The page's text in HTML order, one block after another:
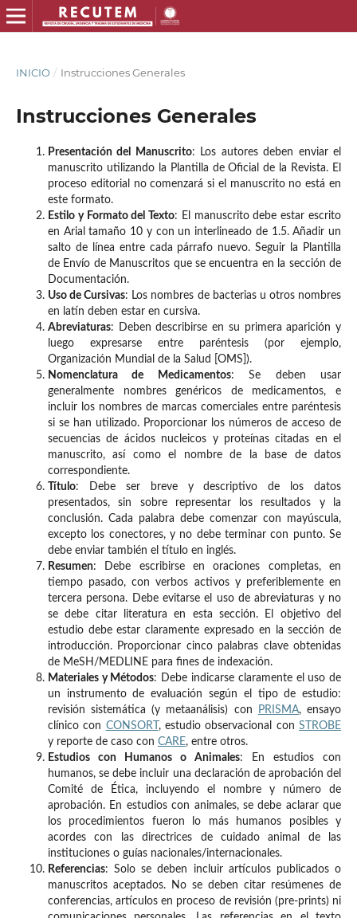
INICIO / Instrucciones Generales
Instrucciones Generales
Presentación del Manuscrito: Los autores deben enviar el
manuscrito utilizando la Plantilla de Oficial de la Revista. El
proceso editorial no comenzará si el manuscrito no está en
este formato.
Estilo y Formato del Texto: El manuscrito debe estar escrito
en Arial tamaño 10 y con un interlineado de 1.5. Añadir un
salto de línea entre cada párrafo nuevo. Seguir la Plantilla
de Envío de Manuscritos que se encuentra en la sección de
Documentación.
Uso de Cursivas: Los nombres de bacterias u otros nombres
en latín deben estar en cursiva.
Abreviaturas: Deben describirse en su primera aparición y
luego expresarse entre paréntesis (por ejemplo,
Organización Mundial de la Salud [OMS]).
Nomenclatura de Medicamentos: Se deben usar
generalmente nombres genéricos de medicamentos, e
incluir los nombres de marcas comerciales entre paréntesis
si se han utilizado. Proporcionar los números de acceso de
secuencias de ácidos nucleicos y proteínas citadas en el
manuscrito, así como el nombre de la base de datos
correspondiente.
Título: Debe ser breve y descriptivo de los datos
presentados, sin sobre representar los resultados y la
conclusión. Cada palabra debe comenzar con mayúscula,
excepto los conectores, y no debe terminar con punto. Se
debe enviar también el título en inglés.
Resumen: Debe escribirse en oraciones completas, en
tiempo pasado, con verbos activos y preferiblemente en
tercera persona. Debe evitarse el uso de abreviaturas y no
se debe citar literatura en esta sección. El objetivo del
estudio debe estar claramente expresado en la sección de
introducción. Proporcionar cinco palabras clave obtenidas
de MeSH/MEDLINE para fines de indexación.
Materiales y Métodos: Debe indicarse claramente el uso de
un instrumento de evaluación según el tipo de estudio:
revisión sistemática (y metaanálisis) con
PRISMA, ensayo
clínico con CONSORT , estudio observacional conSTROBE
y reporte de caso con CARE, entre otros.
Estudios con Humanos o Animales: En estudios con
humanos, se debe incluir una declaración de aprobación del
Comité de Ética, incluyendo el nombre y número de
aprobación. En estudios con animales, se debe aclarar que
los procedimientos fueron lo más humanos posibles y
acordes con las directrices de cuidado animal de las
instituciones o guías nacionales/internacionales.
Referencias: Solo se deben incluir artículos publicados o
manuscritos aceptados. No se deben citar resúmenes de
conferencias, artículos en proceso de revisión (pre-prints) ni